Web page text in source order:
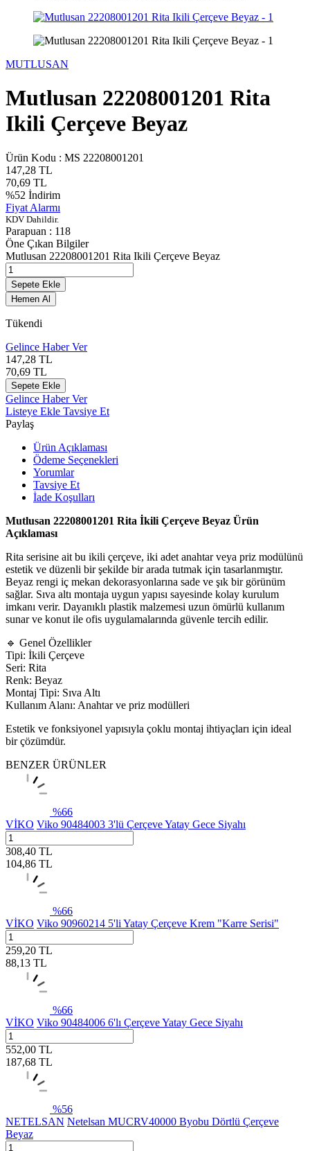
MUTLUSAN
Mutlusan 22208001201 Rita
Ikili Çerçeve Beyaz
Ürün Kodu : MS 22208001201
147,28 TL
70,69 TL
%52 İndirim
Fiyat Alarmı
KDV Dahildir.
Parapuan : 118
Öne Çıkan Bilgiler
Mutlusan 22208001201 Rita Ikili Çerçeve Beyaz
Sepete Ekle
Hemen Al
Tükendi
Gelince Haber Ver
147,28 TL
70,69 TL
Sepete Ekle
Gelince Haber Ver
Listeye Ekle Tavsiye Et
Paylaş
Ürün Açıklaması
Ödeme Seçenekleri
Yorumlar
Tavsiye Et
İade Koşulları
Mutlusan 22208001201 Rita İkili Çerçeve Beyaz Ürün
Açıklaması
Rita serisine ait bu ikili çerçeve, iki adet anahtar veya priz modülünü
estetik ve düzenli bir şekilde bir arada tutmak için tasarlanmıştır.
Beyaz rengi iç mekan dekorasyonlarına sade ve şık bir görünüm
sağlar. Sıva altı montaja uygun yapısı sayesinde kolay kurulum
imkanı verir. Dayanıklı plastik malzemesi uzun ömürlü kullanım
sunar ve konut ile ofis uygulamalarında güvenle tercih edilir.
🔹 Genel Özellikler
Tipi: İkili Çerçeve
Seri: Rita
Renk: Beyaz
Montaj Tipi: Sıva Altı
Kullanım Alanı: Anahtar ve priz modülleri
Estetik ve fonksiyonel yapısıyla çoklu montaj ihtiyaçları için ideal
bir çözümdür.
BENZER ÜRÜNLER
%66
VİKO Viko 90484003 3'lü Çerçeve Yatay Gece Siyahı
308,40 TL
104,86 TL
%66
VİKO Viko 90960214 5'li Yatay Çerçeve Krem "Karre Serisi"
259,20 TL
88,13 TL
%66
VİKO Viko 90484006 6'lı Çerçeve Yatay Gece Siyahı
552,00 TL
187,68 TL
%56
NETELSAN Netelsan MUCRV40000 Byobu Dörtlü Çerçeve
Beyaz